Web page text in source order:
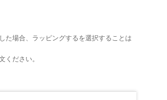
た場合、ラッピングするを選択することは
ください。